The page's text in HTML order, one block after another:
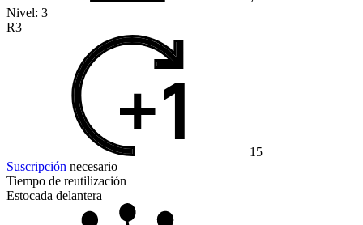
Nivel: 3
R3
15
Suscripción necesario
Tiempo de reutilización
Estocada delantera